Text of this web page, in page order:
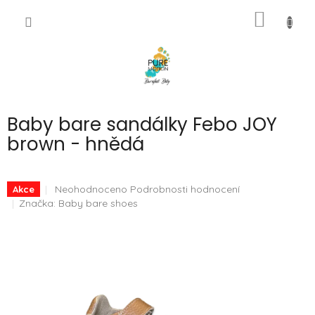
Baby bare sandálky Febo JOY
brown - hnědá
Akce
Průměrné
hodnocení
Neohodnoceno Podrobnosti hodnocení
Značka: Baby bare shoes